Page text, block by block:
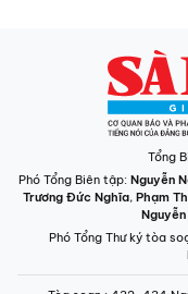
Tổng
Phó Tổng Biên tập: Nguyễn
Trương Đức Nghĩa, Phạm
Phó Tổng Thư ký tòa